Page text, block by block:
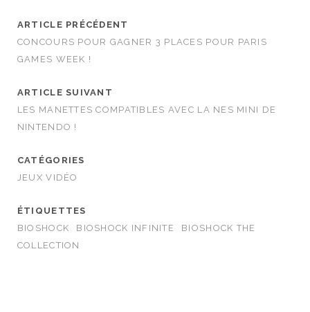
ARTICLE PRÉCÉDENT
CONCOURS POUR GAGNER 3 PLACES POUR PARIS
GAMES WEEK !
ARTICLE SUIVANT
LES MANETTES COMPATIBLES AVEC LA NES MINI DE
NINTENDO !
CATÉGORIES
JEUX VIDÉO
ÉTIQUETTES
BIOSHOCK
BIOSHOCK INFINITE
BIOSHOCK THE
COLLECTION